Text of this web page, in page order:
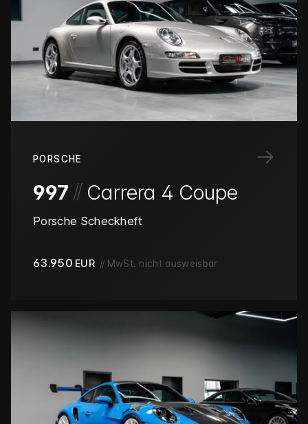
→
PORSCHE
997 // Carrera 4 Coupe
Porsche Scheckheft
63.950 EUR // MwSt. nicht ausweisbar